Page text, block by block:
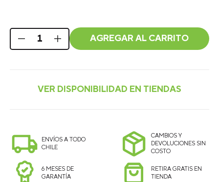
AGREGAR AL CARRITO
ENVÍOS A TODO
CHILE
CAMBIOS Y
DEVOLUCIONES SIN
COSTO
6 MESES DE
GARANTÍA
RETIRA GRATIS EN
TIENDA